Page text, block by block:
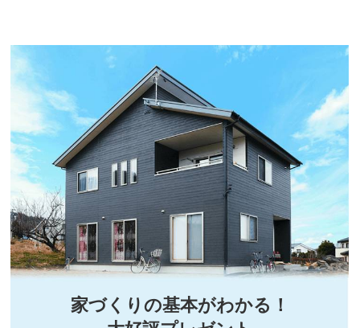
家づくりの基本がわかる！